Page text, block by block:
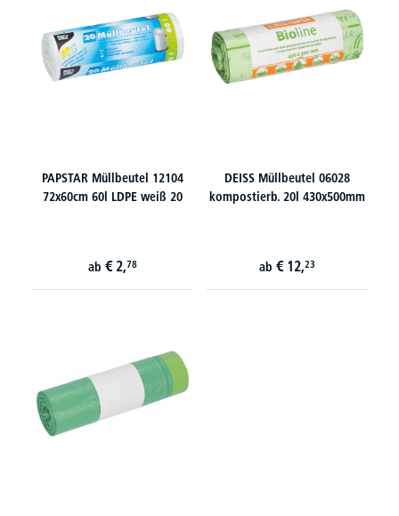
PAPSTAR Müllbeutel 12104
72x60cm 60l LDPE weiß 20
ab € 2,78
DEISS Müllbeutel 06028
kompostierb. 20l 430x500mm
ab € 12,23